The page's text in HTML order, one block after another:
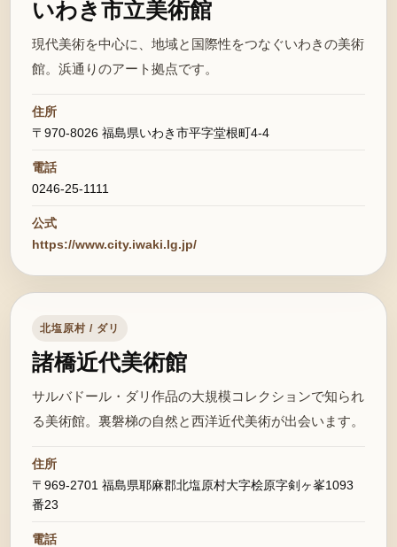
いわき市立美術館
現代美術を中心に、地域と国際性をつなぐいわきの美術
館。浜通りのアート拠点です。
住所
〒970-8026 福島県いわき市平字堂根町4-4
電話
0246-25-1111
公式
https://www.city.iwaki.lg.jp/
北塩原村 / ダリ
諸橋近代美術館
サルバドール・ダリ作品の大規模コレクションで知られ
る美術館。裏磐梯の自然と西洋近代美術が出会います。
住所
〒969-2701 福島県耶麻郡北塩原村大字桧原字剣ヶ峯1093
番23
電話